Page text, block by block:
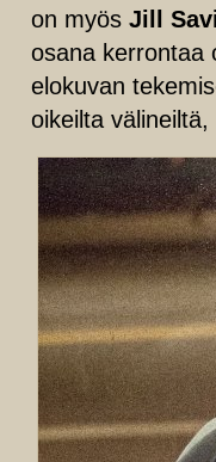
on myös Jill
osana kerrontaa
elokuvan
oikeilta